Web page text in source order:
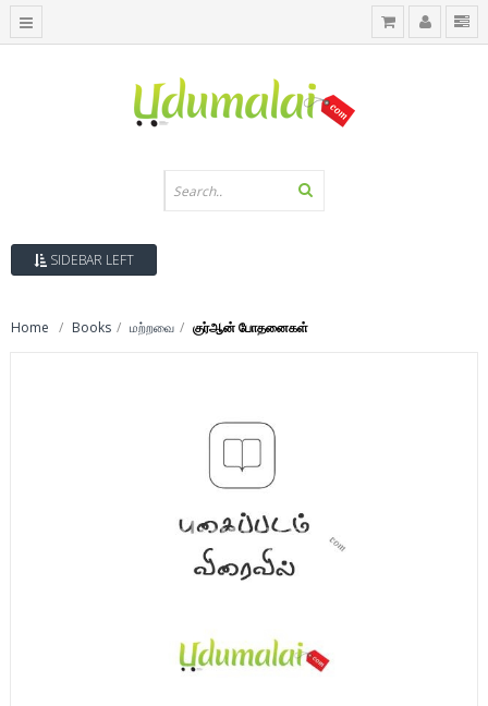
SIDEBAR LEFT
Home Books மற்றவை குர்ஆன் போதனைகள்